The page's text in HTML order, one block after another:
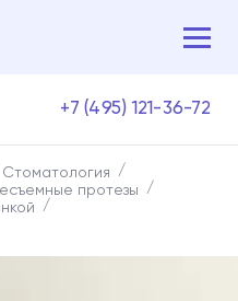
+7 (495) 121-36-72
Стоматология
протезы